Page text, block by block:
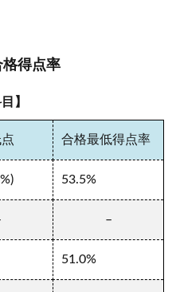
得点率
】
合格最低得点率
53.5%
–
51.0%